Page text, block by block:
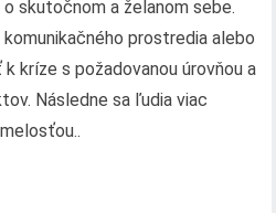
skutočnom a želanom sebe.
prostredia alebo
kríze s požadovanou úrovňou a
Následne sa ľudia viac